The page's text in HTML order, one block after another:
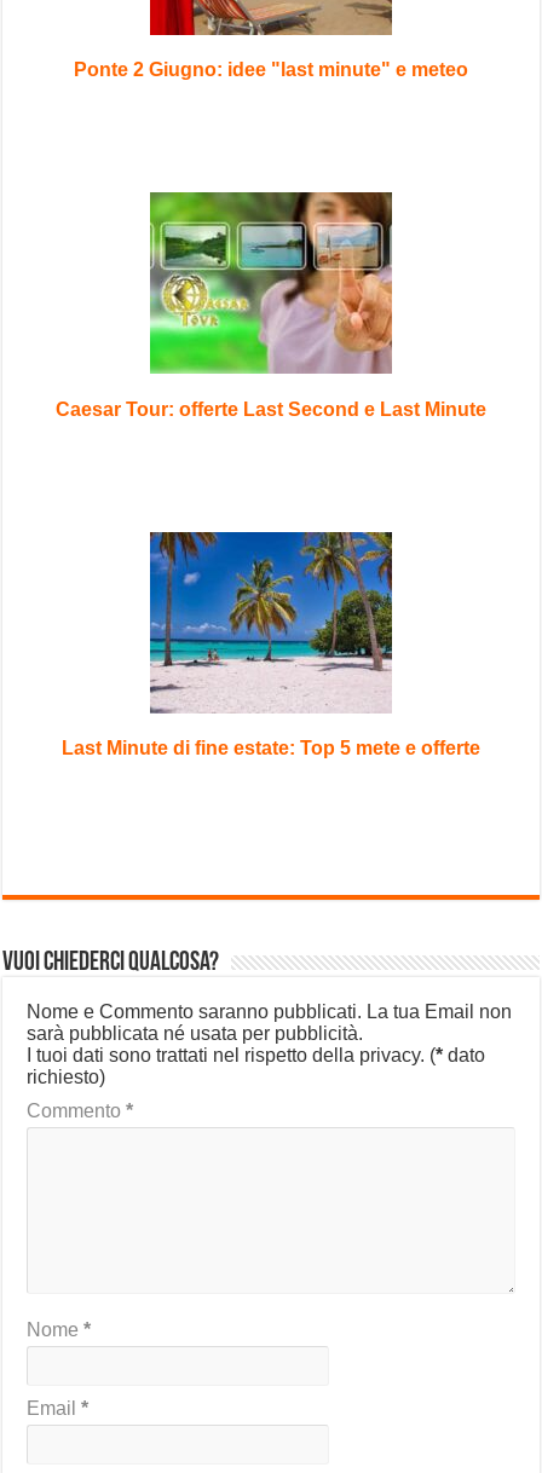
Ponte 2 Giugno: idee "last minute" e meteo
Caesar Tour: offerte Last Second e Last Minute
Last Minute di fine estate: Top 5 mete e offerte
Vuoi chiederci qualcosa?
Nome e Commento saranno pubblicati. La tua Email non
sarà pubblicata né usata per pubblicità.
I tuoi dati sono trattati nel rispetto della privacy. (* dato
richiesto)
Commento*
Nome*
Email*